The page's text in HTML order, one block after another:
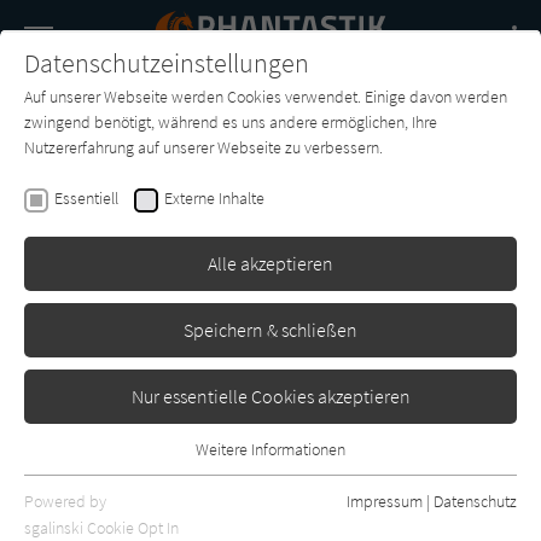
SUCHE
Buch-
Entdecker
Forum Charts
Datenschutzeinstellungen
Auf unserer Webseite werden Cookies verwendet. Einige davon werden
zwingend benötigt, während es uns andere ermöglichen, Ihre
Nutzererfahrung auf unserer Webseite zu verbessern.
Essentiell Externe Inhalte
Alle akzeptieren
Speichern & schließen
Nur essentielle Cookies akzeptieren
Essentielle Cookies werden für grundlegende Funktionen der
Webseite benötigt. Dadurch ist gewährleistet, dass die Webseite
Weitere Informationen
Powered by
sgalinski Cookie Opt In
Impressum | Datenschutz